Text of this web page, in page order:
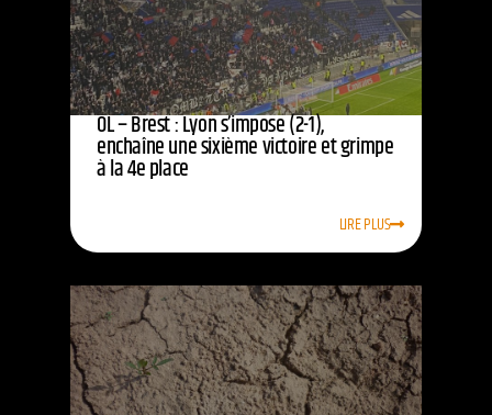
OL – Brest : Lyon s’impose (2-1),
enchaîne une sixième victoire et grimpe
à la 4e place
LIRE PLUS